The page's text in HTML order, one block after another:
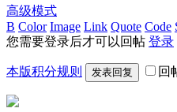
高级模式
B Color Image Link Quote Code
您需要登录后才可以回帖 登录
本版积分规则 发表回复 回